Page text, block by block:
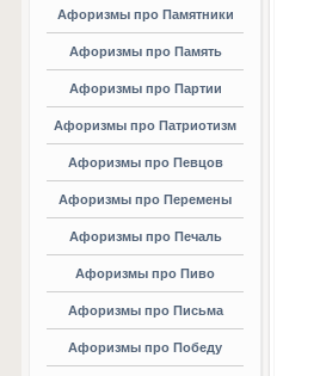
Афоризмы про Памятники
Афоризмы про Память
Афоризмы про Партии
Афоризмы про Патриотизм
Афоризмы про Певцов
Афоризмы про Перемены
Афоризмы про Печаль
Афоризмы про Пиво
Афоризмы про Письма
Афоризмы про Победу